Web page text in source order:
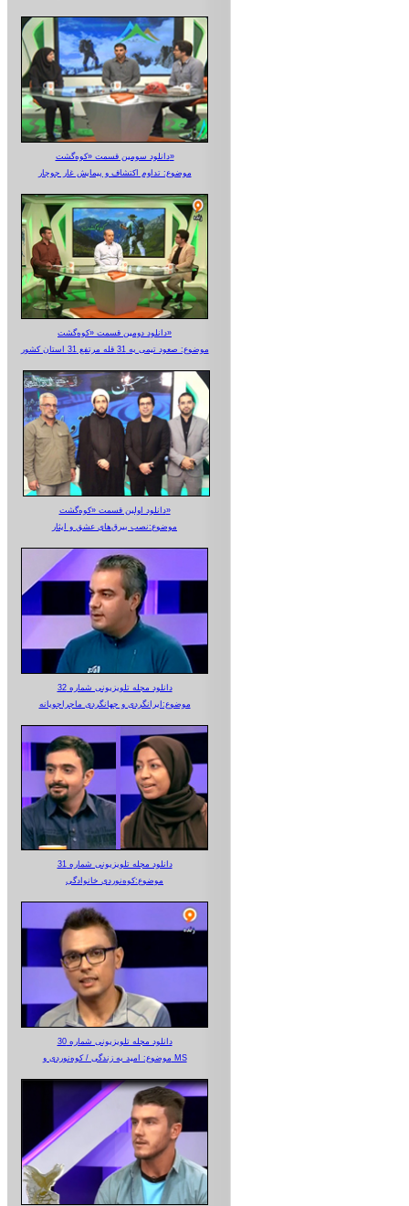
دانلود سومین قسمت «کوه‌گشت»
موضوع: تداوم اکتشاف و پیمایش غار جوجار
دانلود دومین قسمت «کوه‌گشت»
موضوع: صعود تیمی به 31 قله مرتفع 31 استان کشور
دانلود اولین قسمت «کوه‌گشت»
موضوع:نصب بیرق‌های عشق و ایثار
دانلود مجله تلویزیونی شماره 32
موضوع:ایرانگردی و جهانگردی ماجراجویانه
دانلود مجله تلویزیونی شماره 31
موضوع:کوه‌نوردی خانوادگی
دانلود مجله تلویزیونی شماره 30
موضوع: امید به زندگی / کوه‌نوردی و MS